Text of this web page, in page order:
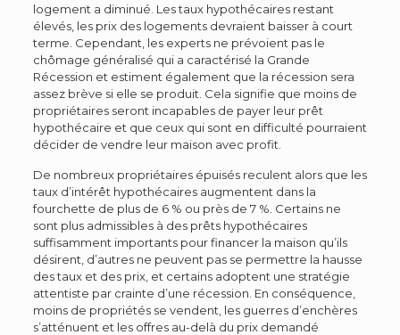
logement a diminué. Les taux hypothécaires restant
élevés, les prix des logements devraient baisser à court
terme. Cependant, les experts ne prévoient pas le
chômage généralisé qui a caractérisé la Grande
Récession et estiment également que la récession sera
assez brève si elle se produit. Cela signifie que moins de
propriétaires seront incapables de payer leur prêt
hypothécaire et que ceux qui sont en difficulté pourraient
décider de vendre leur maison avec profit.
De nombreux propriétaires épuisés reculent alors que les
taux d’intérêt hypothécaires augmentent dans la
fourchette de plus de 6 % ou près de 7 %. Certains ne
sont plus admissibles à des prêts hypothécaires
suffisamment importants pour financer la maison qu’ils
désirent, d’autres ne peuvent pas se permettre la hausse
des taux et des prix, et certains adoptent une stratégie
attentiste par crainte d’une récession. En conséquence,
moins de propriétés se vendent, les guerres d’enchères
s’atténuent et les offres au-delà du prix demandé